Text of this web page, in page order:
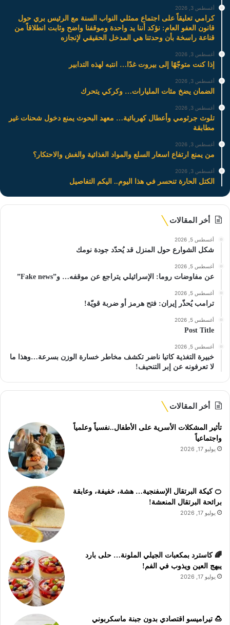
أغسطس 3, 2026
كرامي تعليقاً على اجتماع ممثلي النواب السنة مع الرئيس بري حول
قانون العفو العام: نؤكد أننا يد واحدة وموقفنا واضح وثابت انطلاقاً من
قناعة راسخة بأن وحدتنا هي المدخل الحقيقي لإنجازه
أغسطس 3, 2026
إذا كنت متوجّهًا إلى بيروت غدًا… انتبه لهذه التدابير
أغسطس 3, 2026
الضمان يضخ مئات المليارات… وكركي يتحرك
أغسطس 3, 2026
تلوث جرثومي وأعطال كهربائية… معهد البحوث يمنع دخول شحنات غير
مطابقة
أغسطس 3, 2026
من يمنع ارتفاع اسعار السلع والمواد الغذائية والغش والاحتكار؟
أغسطس 3, 2026
الكتل الحارة تنحسر في هذا اليوم.. اليكم التفاصيل
أخر المقالات
أغسطس 5, 2026
شكل الشوارع حول المنزل قد يُحدّد جودة نومك
أغسطس 5, 2026
عن مفاوضات روما: الإسرائيلي يتراجع عن موقفه… و”Fake news”
أغسطس 5, 2026
ترامب يُحذّر إيران: فتح هرمز أو ضربة قويّة!
أغسطس 5, 2026
Post Title
أغسطس 5, 2026
خبيرة التغذية كاتيا ناضر تكشف مخاطر خسارة الوزن بسرعة…وهذا ما
لا تعرفونه عن إبر التنحيف!
أخر المقالات
تأثير المشكلات الأسرية على الأطفال..نفسياً وعلمياً
واجتماعياً
يوليو 17, 2026
🍊 كيكة البرتقال الإسفنجية… هشة، خفيفة، وعابقة
برائحة البرتقال المنعشة!
يوليو 17, 2026
🌈 كاسترد بمكعبات الجيلي الملونة… حلى بارد
يبهج العين ويذوب في الفم!
يوليو 17, 2026
🍮 تيراميسو اقتصادي بدون جبنة ماسكربوني